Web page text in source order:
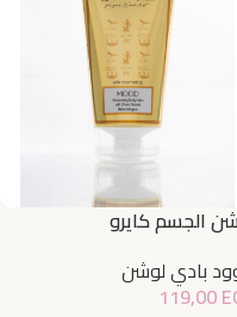
الجسم كايرو
بادي لوشن
119,00